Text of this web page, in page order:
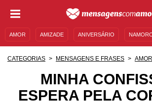
AMOR AMIZADE ANIVERSÁRIO
MENSAGENS E FRASES MENSAGENS DE
CATEGORIAS MENSAGENS E FRASES AMOR
MINHA
ESPERA PELA